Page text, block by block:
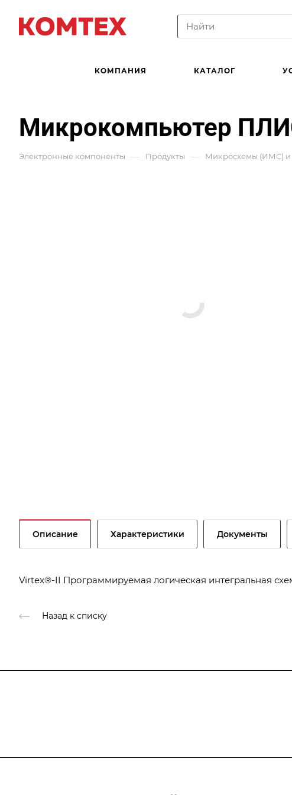
КОМПАНИЯ КАТАЛОГ
Микрокомпьютер
Электронные компоненты — Продукты — Микросхемы (ИМС) и
Описание Характеристики Документы
Virtex®-II Программируемая логическая интегральная
Назад к списку